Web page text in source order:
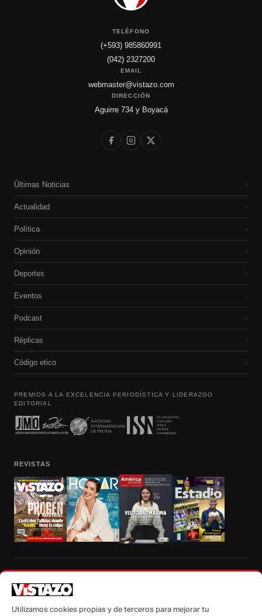
TELÉFONO
(+593) 985860991
(042) 2327200
EMAIL
webmaster@vistazo.com
DIRECCIÓN
Aguirre 734 y Boyacá
Últimas Noticias ›
Actualidad ›
Política ›
Opinión ›
Deportes ›
Eventos ›
Podcast ›
Réplicas ›
Código etico ›
PREMIOS A LA EXCELENCIA PERIODÍSTICA Y LIDERAZGO
EDITORIAL
REVISTAS
autorización escrita de su titular, de todos los contenidos de Vistazo.com.
Utilizamos cookies propias y de terceros para mejorar tu